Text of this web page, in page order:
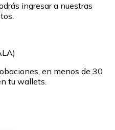
ingresar a nuestras
en menos de 30
tu wallets.